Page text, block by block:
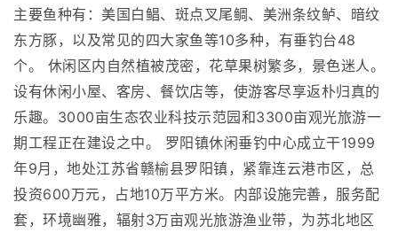
主要鱼种有：美国白鲳、斑点叉尾鲷、美洲条纹鲈、暗纹
东方豚，以及常见的四大家鱼等10多种，有垂钓台48
个。 休闲区内自然植被茂密，花草果树繁多，景色迷人。
设有休闲小屋、客房、餐饮店等，使游客尽享返朴归真的
乐趣。3000亩生态农业科技示范园和3300亩观光旅游一
期工程正在建设之中。 罗阳镇休闲垂钓中心成立干1999
年9月，地处江苏省赣榆县罗阳镇，紧靠连云港市区，总
投资600万元，占地10万平方米。内部设施完善，服务配
套，环境幽雅，辐射3万亩观光旅游渔业带，为苏北地区